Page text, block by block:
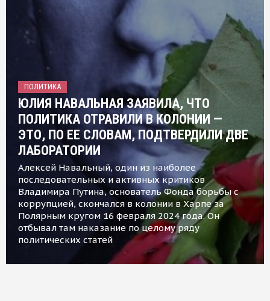
ПОЛИТИКА
ЮЛИЯ НАВАЛЬНАЯ ЗАЯВИЛА, ЧТО
ПОЛИТИКА ОТРАВИЛИ В КОЛОНИИ —
ЭТО, ПО ЕЕ СЛОВАМ, ПОДТВЕРДИЛИ ДВЕ
ЛАБОРАТОРИИ
Алексей Навальный, один из наиболее
последовательных и активных критиков
Владимира Путина, основатель Фонда борьбы с
коррупцией, скончался в колонии в Харпе за
Полярным кругом 16 февраля 2024 года. Он
отбывал там наказание по целому ряду
политических статей